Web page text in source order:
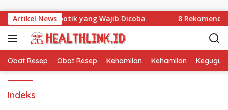
Artikel News
Terbaik di Apotik yang Wajib Dicoba 8
Obat Resep Obat Resep Kehamilan Kehamilan
Indeks